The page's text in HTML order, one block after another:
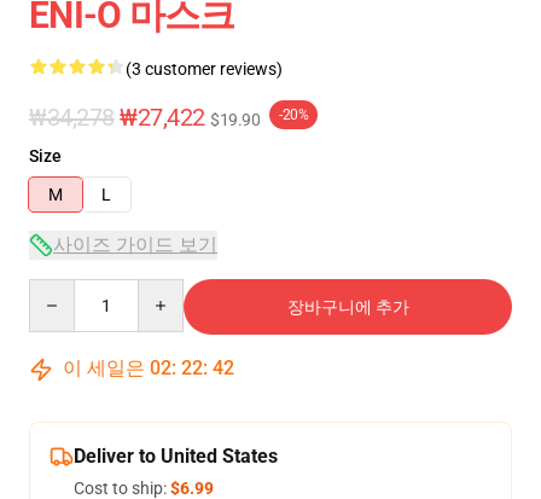
ENI-O 마스크
(3 customer reviews)
₩34,278₩27,422 $19.90 -20%
Size
M
L
사이즈 가이드 보기
장바구니에 추가
이 세일은 02: 22: 42
Deliver to United States
Cost to ship:$6.99